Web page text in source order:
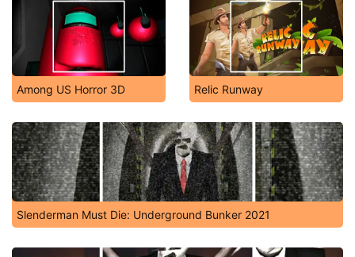
Among US Horror 3D Relic Runway
Slenderman Must Die: Underground Bunker 2021